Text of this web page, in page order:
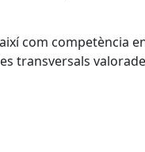
com competència
transversals